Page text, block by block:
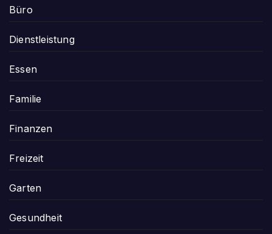
Büro
Dienstleistung
Essen
Familie
Finanzen
Freizeit
Garten
Gesundheit